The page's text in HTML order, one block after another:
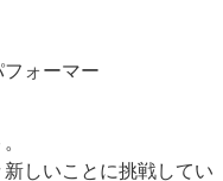
ォーマー
しいことに挑戦してい